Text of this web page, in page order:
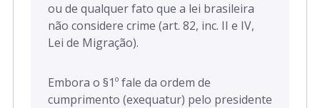
ou de qualquer fato que a lei brasileira
não considere crime (art. 82, inc. II e IV,
Lei de Migração).
Embora o §1º fale da ordem de
cumprimento (exequatur) pelo presidente